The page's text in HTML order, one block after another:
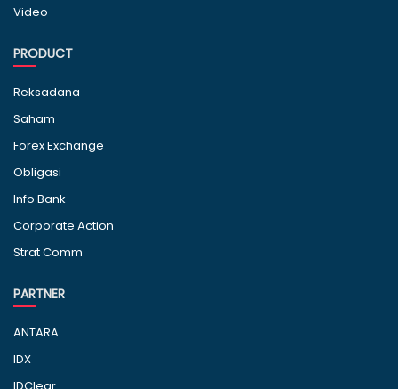
Video
PRODUCT
Reksadana
Saham
Forex Exchange
Obligasi
Info Bank
Corporate Action
Strat Comm
PARTNER
ANTARA
IDX